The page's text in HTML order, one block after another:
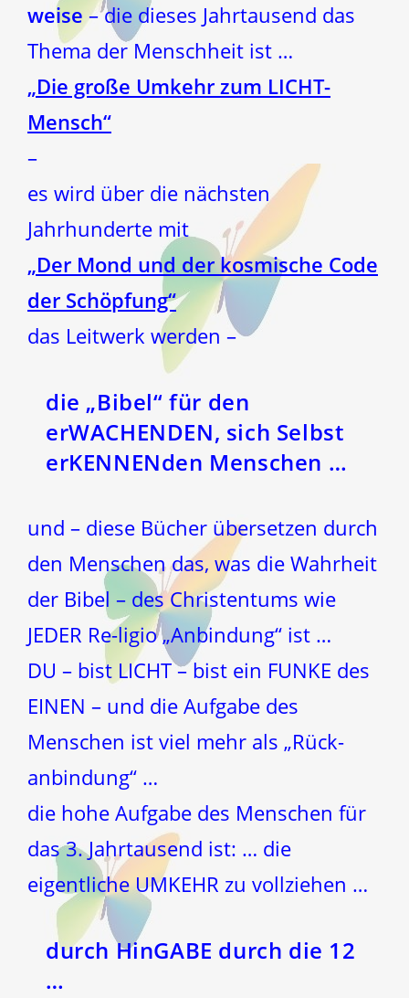
weise– die dieses Jahrtausend das
Thema der Menschheit ist …
„Die große Umkehr zum LICHT-
Mensch“
–
es wird über die nächsten
Jahrhunderte mit
„Der Mond und der kosmische Code
der Schöpfung“
das Leitwerk werden –
die „Bibel“ für den
erWACHENDEN, sich Selbst
erKENNENden Menschen …
und – diese Bücher übersetzen durch
den Menschen das, was die Wahrheit
der Bibel – des Christentums wie
JEDER Re-ligio „Anbindung“ ist …
DU – bist LICHT – bist ein FUNKE des
EINEN – und die Aufgabe des
Menschen ist viel mehr als „Rück-
anbindung“ …
die hohe Aufgabe des Menschen für
das 3. Jahrtausend ist: … die
eigentliche UMKEHR zu vollziehen …
durch HinGABE durch die 12
…